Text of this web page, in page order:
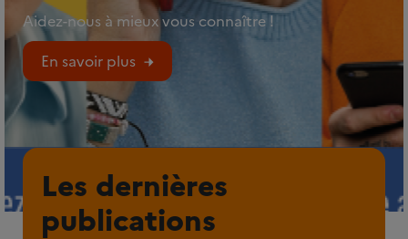
Aidez-nous à mieux vous connaître !
En savoir plus
Les dernières
publications